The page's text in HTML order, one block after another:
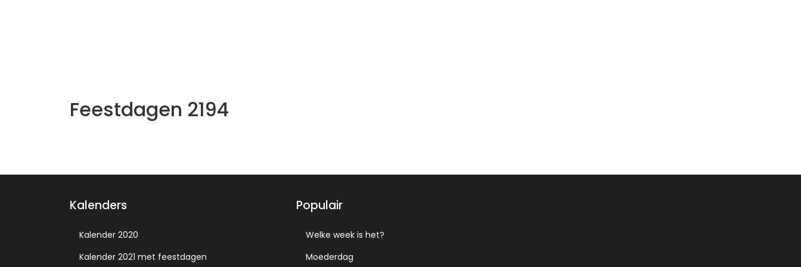
Feestdagen 2194
Kalenders
Kalender 2020
Kalender 2021 met feestdagen
Populair
Welke week is het?
Moederdag